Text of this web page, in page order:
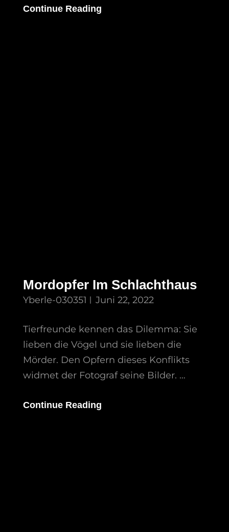
Continue Reading
Mordopfer Im Schlachthaus
Yberle-030351 Juni 22, 2022
Tierfreunde kennen das Dilemma: Sie
lieben die Vögel und sie lieben die
Mörder. Den Opfern dieses Konflikts
widmet der Fotograf seine Bilder. …
Continue Reading